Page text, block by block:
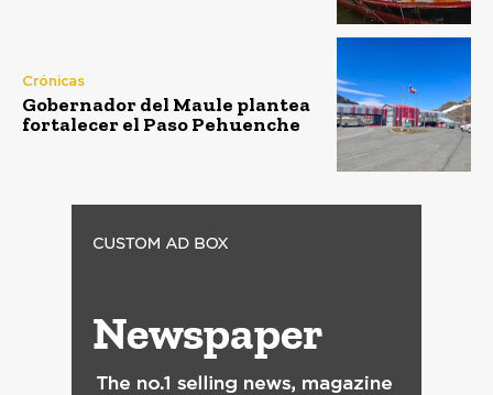
Crónicas
Gobernador del Maule plantea
fortalecer el Paso Pehuenche